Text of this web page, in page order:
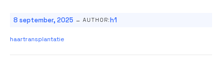
8 september, 2025 - AUTHOR:h1
haartransplantatie